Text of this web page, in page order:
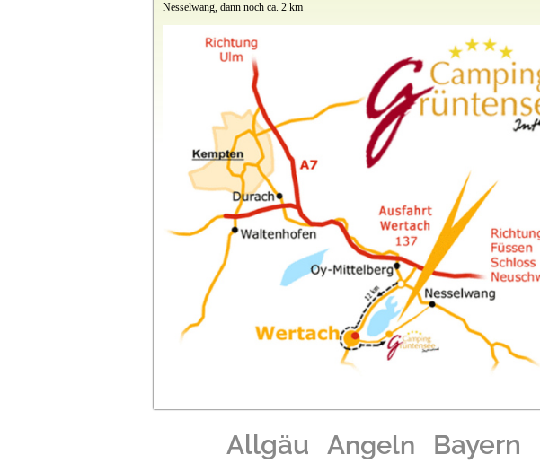
Nesselwang, dann noch ca. 2 km
Allgäu Angeln Bayern